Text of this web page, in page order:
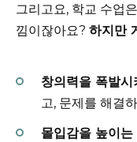
그리고요, 학교 수업
낌이잖아요? 하지만
창의력을 폭발
고, 문제를 해결
몰입감을 높이는